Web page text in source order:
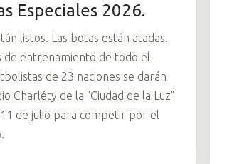
Especiales 2026.
listos. Las botas están atadas.
de entrenamiento de todo el
de 23 naciones se darán
Charléty de la "Ciudad de la Luz"
de julio para competir por el